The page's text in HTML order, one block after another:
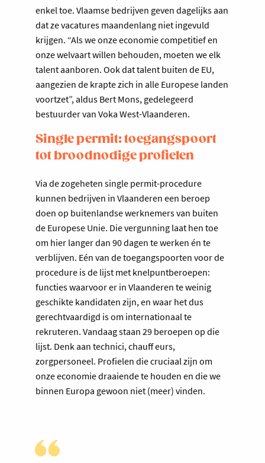
enkel toe. Vlaamse bedrijven geven dagelijks aan
dat ze vacatures maandenlang niet ingevuld
krijgen. “Als we onze economie competitief en
onze welvaart willen behouden, moeten we elk
talent aanboren. Ook dat talent buiten de EU,
aangezien de krapte zich in alle Europese landen
voortzet”, aldus Bert Mons, gedelegeerd
bestuurder van Voka West-Vlaanderen.
Single permit: toegangspoort
tot broodnodige profielen
Via de zogeheten single permit-procedure
kunnen bedrijven in Vlaanderen een beroep
doen op buitenlandse werknemers van buiten
de Europese Unie. Die vergunning laat hen toe
om hier langer dan 90 dagen te werken én te
verblijven. Eén van de toegangspoorten voor de
procedure is de lijst met knelpuntberoepen:
functies waarvoor er in Vlaanderen te weinig
geschikte kandidaten zijn, en waar het dus
gerechtvaardigd is om internationaal te
rekruteren. Vandaag staan 29 beroepen op die
lijst. Denk aan technici, chauff eurs,
zorgpersoneel. Profielen die cruciaal zijn om
onze economie draaiende te houden en die we
binnen Europa gewoon niet (meer) vinden.